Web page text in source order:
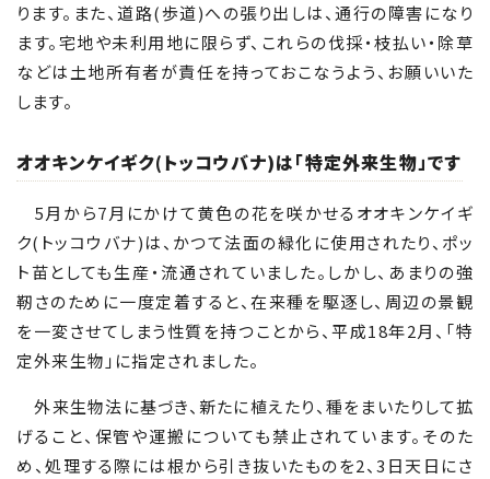
ります。また、道路(歩道)への張り出しは、通行の障害になり
ます。宅地や未利用地に限らず、これらの伐採・枝払い・除草
などは土地所有者が責任を持っておこなうよう、お願いいた
します。
オオキンケイギク(トッコウバナ)は「特定外来生物」です
5月から7月にかけて黄色の花を咲かせるオオキンケイギ
ク(トッコウバナ)は、かつて法面の緑化に使用されたり、ポッ
ト苗としても生産・流通されていました。しかし、あまりの強
靭さのために一度定着すると、在来種を駆逐し、周辺の景観
を一変させてしまう性質を持つことから、平成18年2月、「特
定外来生物」に指定されました。
外来生物法に基づき、新たに植えたり、種をまいたりして拡
げること、保管や運搬についても禁止されています。そのた
め、処理する際には根から引き抜いたものを2、3日天日にさ